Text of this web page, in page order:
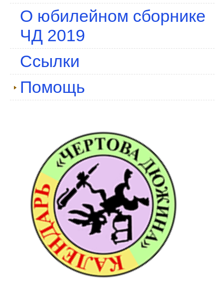
О юбилейном сборнике
ЧД 2019
Ссылки
Помощь